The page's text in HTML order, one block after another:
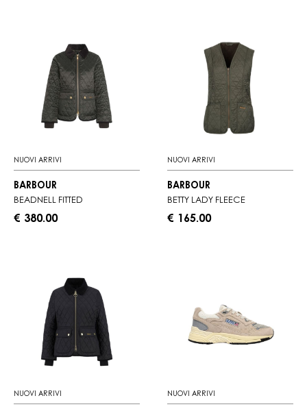
NUOVI ARRIVI
BARBOUR
BEADNELL FITTED
€ 380.00
NUOVI ARRIVI
BARBOUR
BETTY LADY FLEECE
€ 165.00
NUOVI ARRIVI NUOVI ARRIVI